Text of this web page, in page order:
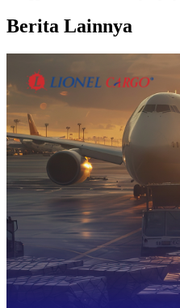
Berita Lainnya